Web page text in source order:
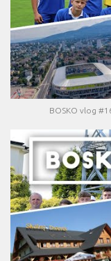
BOSKO vlog